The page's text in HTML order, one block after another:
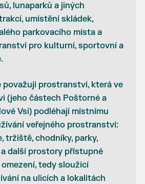
lunaparků a jiných
umístění skládek,
parkovacího místa a
pro kulturní, sportovní a
považují prostranství, která ve
(jeho částech Poštorné a
Vsi) podléhají místnímu
veřejného prostranství:
tržiště, chodníky, parky,
a další prostory přístupné
tedy sloužící
na ulicích a lokalitách